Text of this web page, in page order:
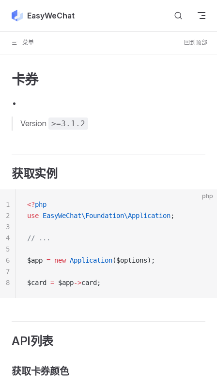
Skip to content
EasyWeChat
菜单 回到顶部
卡券
Version >=3.1.2
获取实例
php
<?php
use EasyWeChat\Foundation\Application;
// ...
$app = new Application($options);
$card = $app->card;
1
2
3
4
5
6
7
8
API列表
获取卡券颜色